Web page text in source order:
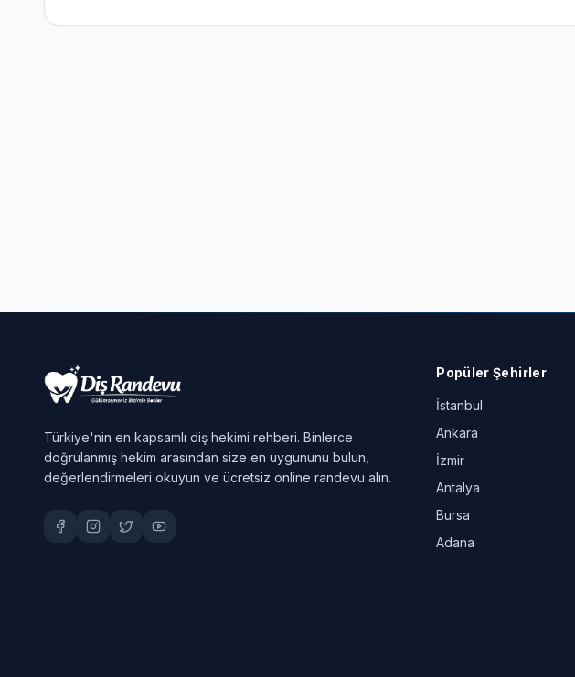
Türkiye'nin en kapsamlı diş hekimi rehberi. Binlerce
doğrulanmış hekim arasından size en uygununu bulun,
değerlendirmeleri okuyun ve ücretsiz online randevu alın.
Popüler Şehirler
İstanbul
Ankara
İzmir
Antalya
Bursa
Adana